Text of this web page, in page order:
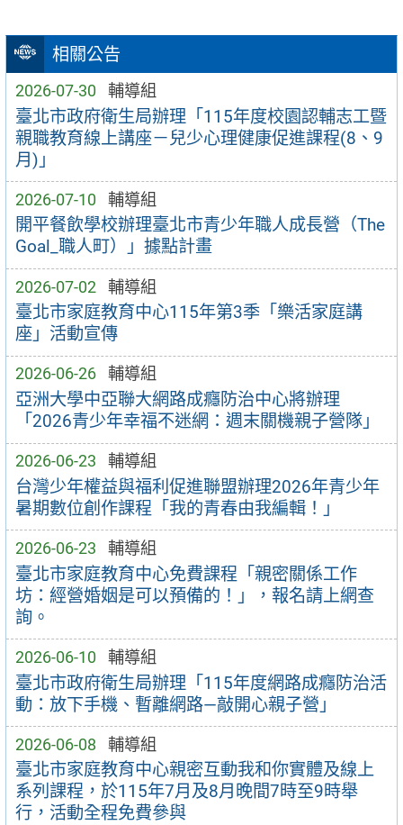
相關公告
2026-07-30 輔導組
臺北市政府衛生局辦理「115年度校園認輔志工暨
親職教育線上講座－兒少心理健康促進課程(8、9
月)」
2026-07-10 輔導組
開平餐飲學校辦理臺北市青少年職人成長營（The
Goal_職人町）」據點計畫
2026-07-02 輔導組
臺北市家庭教育中心115年第3季「樂活家庭講
座」活動宣傳
2026-06-26 輔導組
亞洲大學中亞聯大網路成癮防治中心將辦理
「2026青少年幸福不迷網：週末關機親子營隊」
2026-06-23 輔導組
台灣少年權益與福利促進聯盟辦理2026年青少年
暑期數位創作課程「我的青春由我編輯！」
2026-06-23 輔導組
臺北市家庭教育中心免費課程「親密關係工作
坊：經營婚姻是可以預備的！」，報名請上網查
詢。
2026-06-10 輔導組
臺北市政府衛生局辦理「115年度網路成癮防治活
動：放下手機、暫離網路—敲開心親子營」
2026-06-08 輔導組
臺北市家庭教育中心親密互動我和你實體及線上
系列課程，於115年7月及8月晚間7時至9時舉
行，活動全程免費參與